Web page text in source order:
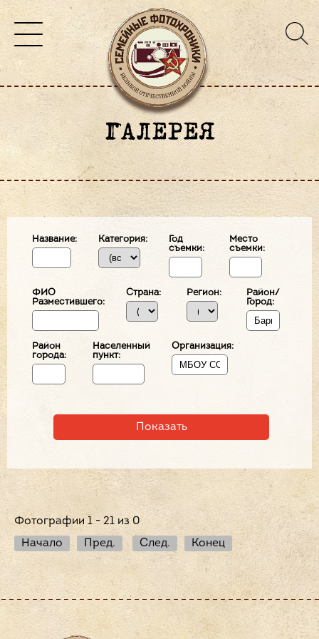
ГАЛЕРЕЯ
Название: Категория:
Год
съемки:
Место
съемки:
ФИО
Разместившего:
Страна: Регион:
Район/
Город:
Район
города:
Населенный
пункт:
Организация:
Фотографии 1 - 21 из 0
Начало
Пред. След. Конец